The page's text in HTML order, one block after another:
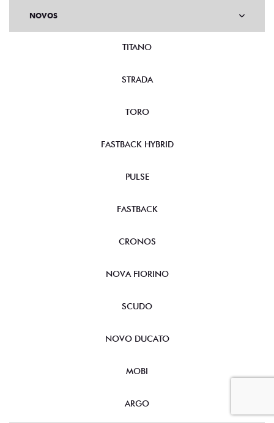
NOVOS
TITANO
STRADA
TORO
FASTBACK HYBRID
PULSE
FASTBACK
CRONOS
NOVA FIORINO
SCUDO
NOVO DUCATO
MOBI
ARGO